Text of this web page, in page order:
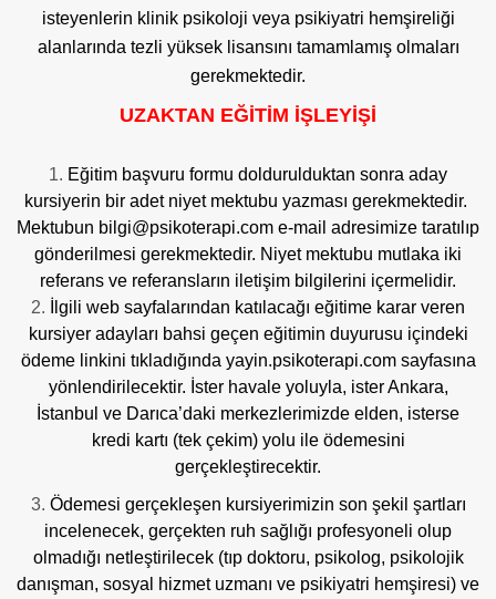
isteyenlerin klinik psikoloji veya psikiyatri hemşireliği
alanlarında tezli yüksek lisansını tamamlamış olmaları
gerekmektedir.
UZAKTAN EĞİTİM İŞLEYİŞİ
Eğitim başvuru formu doldurulduktan sonra aday
kursiyerin bir adet niyet mektubu yazması gerekmektedir.
Mektubun bilgi@psikoterapi.com e-mail adresimize taratılıp
gönderilmesi gerekmektedir. Niyet mektubu mutlaka iki
referans ve referansların iletişim bilgilerini içermelidir.
İlgili web sayfalarından katılacağı eğitime karar veren
kursiyer adayları bahsi geçen eğitimin duyurusu içindeki
ödeme linkini tıkladığında yayin.psikoterapi.comsayfasına
yönlendirilecektir. İster havale yoluyla, ister Ankara,
İstanbul ve Darıca’daki merkezlerimizde elden, isterse
kredi kartı (tek çekim) yolu ile ödemesini
gerçekleştirecektir.
Ödemesi gerçekleşen kursiyerimizin son şekil şartları
incelenecek, gerçekten ruh sağlığı profesyoneli olup
olmadığı netleştirilecek (tıp doktoru, psikolog, psikolojik
danışman, sosyal hizmet uzmanı ve psikiyatri hemşiresi) ve